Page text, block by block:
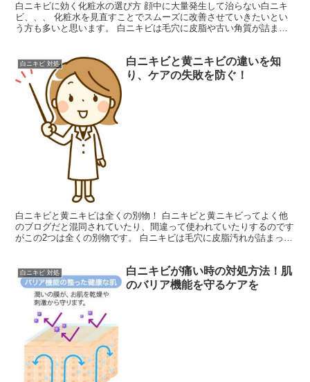
白ニキビに効く化粧水の選び方 顔中に大量発生して治らない白ニキ
ビ、、、 化粧水を見直すことでスムーズに改善させていきたいとい
う方も多いと思います。 白ニキビは毛穴に皮脂や古い角質が詰まっ
白ニキビ 対処
白ニキビと黄ニキビの違いを知
り、ケアの失敗を防ぐ！
白ニキビと黄ニキビは全くの別物！ 白ニキビと黄ニキビってよく他
のブログだと混同されていたり、間違って使われていたりするのです
がこの2つは全くの別物です。 白ニキビは毛穴に皮脂汚れが詰まった
白ニキビ 対処
白ニキビが痛い時の対処方法！肌
のバリア機能を守るケアを